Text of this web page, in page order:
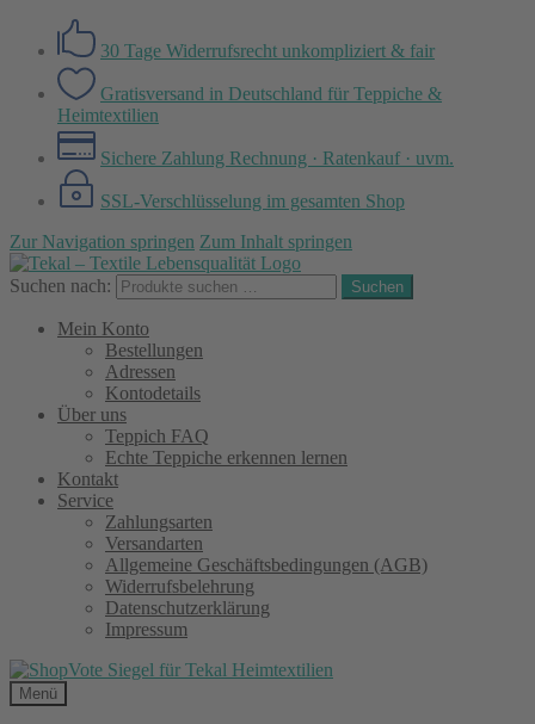
30 Tage Widerrufsrecht unkompliziert & fair
Gratisversand in Deutschland für Teppiche &
Heimtextilien
Sichere Zahlung Rechnung · Ratenkauf · uvm.
SSL-Verschlüsselung im gesamten Shop
Zur Navigation springen Zum Inhalt springen
Suchen nach: Suchen
Mein Konto
Bestellungen
Adressen
Kontodetails
Über uns
Teppich FAQ
Echte Teppiche erkennen lernen
Kontakt
Service
Zahlungsarten
Versandarten
Allgemeine Geschäftsbedingungen (AGB)
Widerrufsbelehrung
Datenschutzerklärung
Impressum
Menü